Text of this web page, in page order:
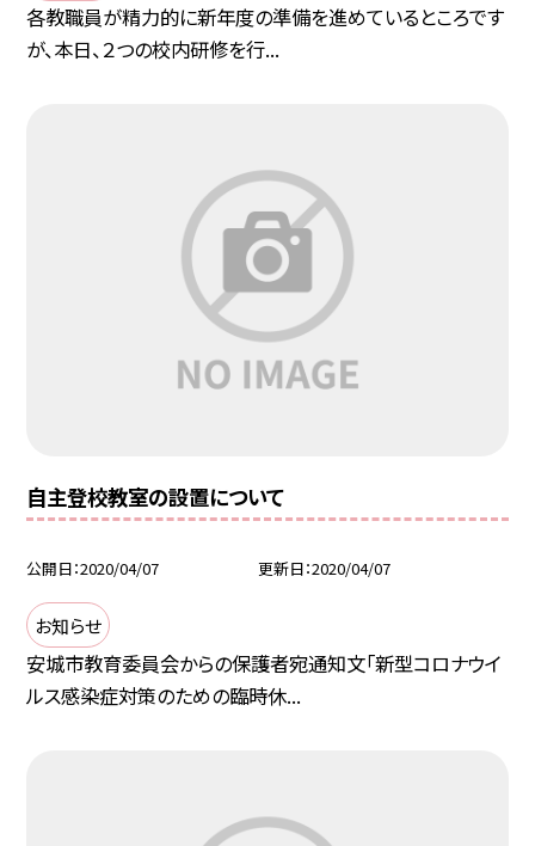
各教職員が精力的に新年度の準備を進めているところです
が、本日、２つの校内研修を行...
自主登校教室の設置について
公開日 2020/04/07 更新日 2020/04/07
お知らせ
安城市教育委員会からの保護者宛通知文「新型コロナウイ
ルス感染症対策のための臨時休...